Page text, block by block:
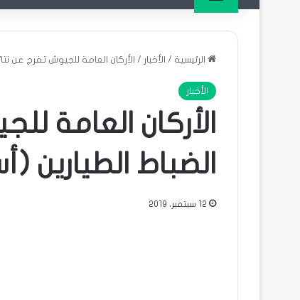
الرئيسية / الأخبار / الأركان العامة للجيوش تفرج عن
الأخبار
الأركان العامة
الضباط الطيارين
12 سبتمبر، 2019